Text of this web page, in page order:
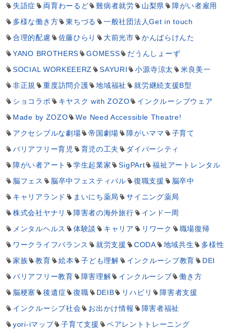
失語症
両育わーるど 難病者就労 山梨県
障がい者雇用
多様な働き方
東ちづる
一般社団法人Get in touch
合理的配慮
佐藤ひらり 大前光市
かんばらけんた
YANO BROTHERS
GOMESS
だうんしょーず
SOCIAL WORKEEERZ
SAYURI 小源寺涼太
米良美一
非正規
重度訪問介護 地域福祉
就労継続支援B型
ショコラボ
キヤスク with ZOZO
インクルーシブウェア
Made by ZOZO
We Need Accessible Theatre!
アクセシブルな劇場
帝国劇場 障がいママ
子育て
バリアフリー育児
育児の工夫
ダイバーシティ
障がい者アート
学生起業家 SigPArt
福祉アートレンタル
脳フェス
脳卒中フェスティバル 復職支援
脳卒中
キャリアランド
まいにち薬局
サイニング薬局
株式会社ヤナリ
障害者の海外旅行
インド一周
メンタルヘルス
体験談 キャリア リワーク
職場復帰
ワークライフバランス
就労支援 CODA 地域共生
多様性
家族
教育 絵本 子ども理解 インクルーシブ教育
DEI
バリアフリー教育
障害理解 インクルーシブ
働き方
脳梗塞
後遺症 復職 DEIB リハビリ
障害者支援
インクルーシブ社会
お出かけ情報
障害者福祉
yori-iマップ
子育て支援
ペアレントトレーニング